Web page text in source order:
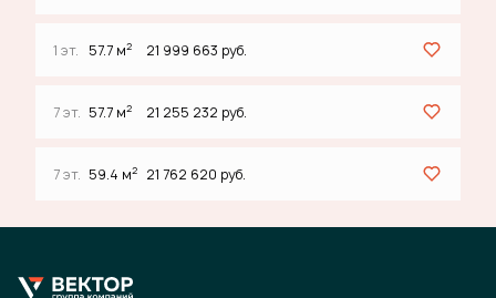
1 эт. 57.7 м2 21 999 663 руб.
7 эт. 57.7 м2 21 255 232 руб.
7 эт. 59.4 м2 21 762 620 руб.